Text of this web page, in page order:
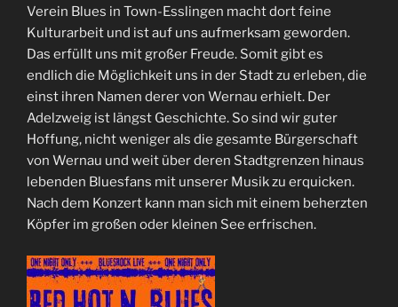
Verein Blues in Town-Esslingen macht dort feine
Kulturarbeit und ist auf uns aufmerksam geworden.
Das erfüllt uns mit großer Freude. Somit gibt es
endlich die Möglichkeit uns in der Stadt zu erleben, die
einst ihren Namen derer von Wernau erhielt. Der
Adelzweig ist längst Geschichte. So sind wir guter
Hoffung, nicht weniger als die gesamte Bürgerschaft
von Wernau und weit über deren Stadtgrenzen hinaus
lebenden Bluesfans mit unserer Musik zu erquicken.
Nach dem Konzert kann man sich mit einem beherzten
Köpfer im großen oder kleinen See erfrischen.